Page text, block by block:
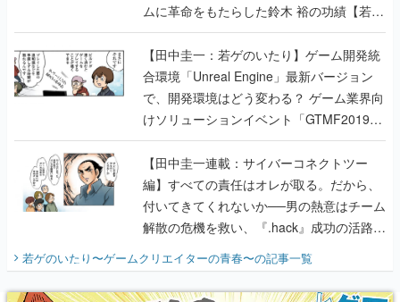
ムに革命をもたらした鈴木 裕の功績【若ゲ
のいたり】
【田中圭一：若ゲのいたり】ゲーム開発統
合環境「Unreal Engine」最新バージョン
で、開発環境はどう変わる？ ゲーム業界向
けソリューションイベント「GTMF2019」
に行って、より理解を深めよう【PR】
【田中圭一連載：サイバーコネクトツー
編】すべての責任はオレが取る。だから、
付いてきてくれないか──男の熱意はチーム
解散の危機を救い、『.hack』成功の活路を
開く。業界の快男児・松山 洋に流れる血は
『少年ジャンプ』色だった【若ゲのいた
り】
若ゲのいたり〜ゲームクリエイターの青春〜の記事一覧